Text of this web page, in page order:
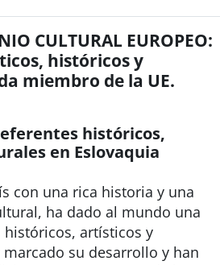
CULTURAL EUROPEO:
históricos y
miembro de la UE.
históricos,
en Eslovaquia
con una rica historia y una
ha dado al mundo una
históricos, artísticos y
su desarrollo y han